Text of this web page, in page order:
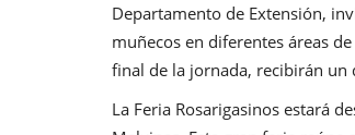
Departamento de Extensión,
muñecos en diferentes áreas
final de la jornada, recibirán un
La Feria Rosarigasinos estará